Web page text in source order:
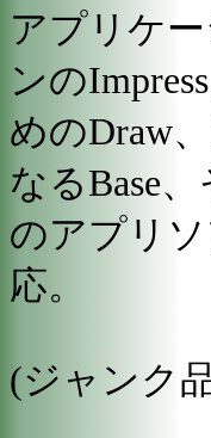
アプリケ
ンの
めのDraw
なるBase
のアプリ
応。
(ジャンク